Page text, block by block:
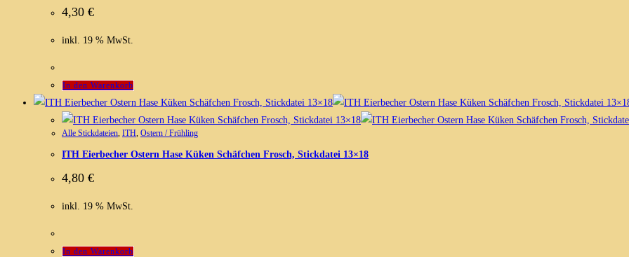
4,30 €
inkl. 19 % MwSt.
In den Warenkorb
Alle Stickdateien, ITH, Ostern / Frühling
ITH Eierbecher Ostern Hase Küken Schäfchen Frosch, Stickdatei 13×18
4,80 €
inkl. 19 % MwSt.
In den Warenkorb